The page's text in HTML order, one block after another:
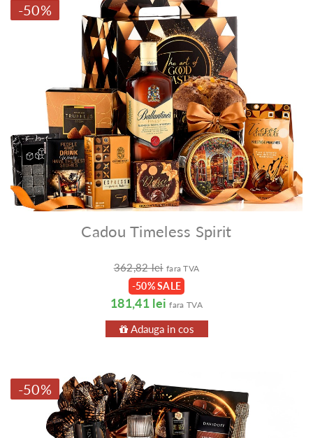
-50%
Cadou Timeless Spirit
362,82 lei fara TVA
-50% SALE
181,41 lei fara TVA
Adauga in cos
-50%